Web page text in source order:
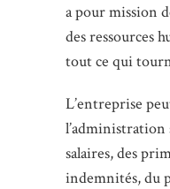
a pour mission
des ressources
tout ce qui
L’entreprise
l’administration
salaires, des
indemnités, du